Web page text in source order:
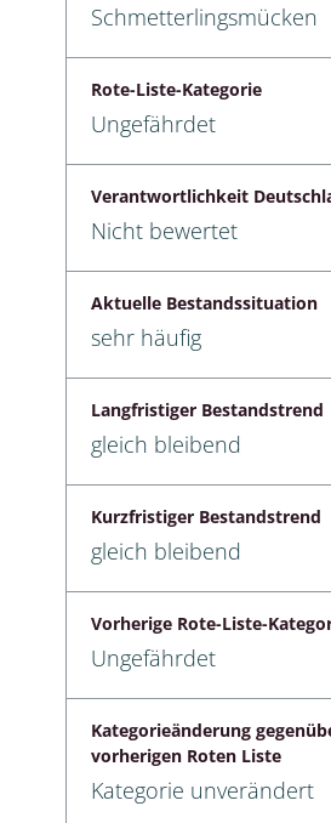
Schmetterlingsmücken
Rote-Liste-Kategorie
Ungefährdet
Verantwortlichkeit
Nicht bewertet
Aktuelle Bestandssituation
sehr häufig
Langfristiger Bestandstrend
gleich bleibend
Kurzfristiger Bestandstrend
gleich bleibend
Vorherige Rote-Liste-
Ungefährdet
Kategorieänderung
vorherigen Roten Liste
Kategorie unverändert